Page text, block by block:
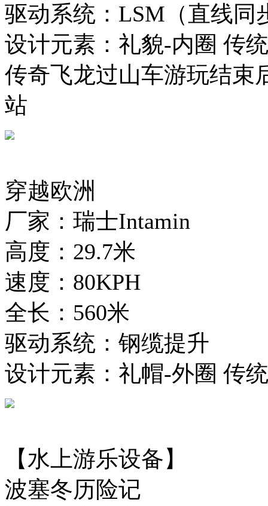
驱动系统：LSM（直线同
设计元素：礼貌-内圈 传
传奇飞龙过山车游玩结束
站
穿越欧洲
厂家：瑞士Intamin
高度：29.7米
速度：80KPH
全长：560米
驱动系统：钢缆提升
设计元素：礼帽-外圈 传
【水上游乐设备】
波塞冬历险记